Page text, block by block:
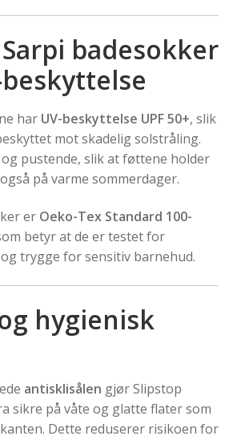
badesokker
har UV-beskyttelse UPF 50+, slik
mot skadelig solstråling.
pustende, slik at føttene holder
på varme sommerdager.
er Oeko-Tex Standard 100-
betyr at de er testet for
trygge for sensitiv barnehud.
hygienisk
antisklisålen gjør Slipstop
sikre på våte og glatte flater som
Dette reduserer risikoen for